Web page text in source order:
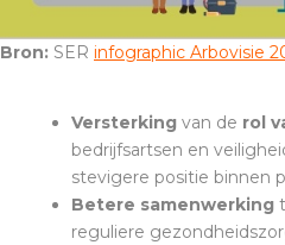
Bron: SER infographic Arbovisie
Versterking van de rol
bedrijfsartsen en
stevigere positie binnen
Betere samenwerking
reguliere